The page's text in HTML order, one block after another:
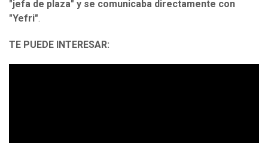
"jefa de plaza" y se comunicaba directamente con
"Yefri".
TE PUEDE INTERESAR: